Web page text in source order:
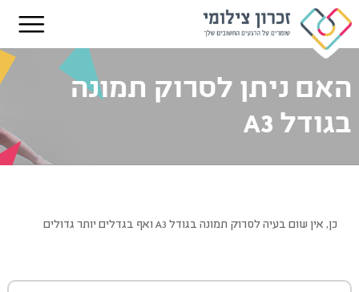
האם ניתן לסרוק תמונה
בגודל A3
כן, אין שום בעיה לסרוק תמונה בגודל A3 ואף בגדלים יותר גדולים